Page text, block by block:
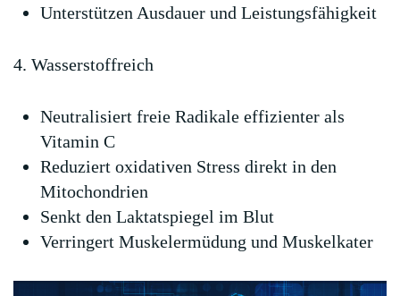
Unterstützen Ausdauer und Leistungsfähigkeit
4. Wasserstoffreich
Neutralisiert freie Radikale effizienter als
Vitamin C
Reduziert oxidativen Stress direkt in den
Mitochondrien
Senkt den Laktatspiegel im Blut
Verringert Muskelermüdung und Muskelkater